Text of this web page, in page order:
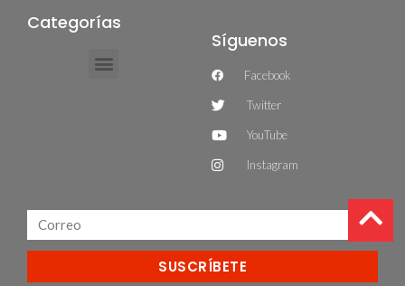
Categorías
Síguenos
Facebook
Twitter
YouTube
Instagram
SUSCRÍBETE